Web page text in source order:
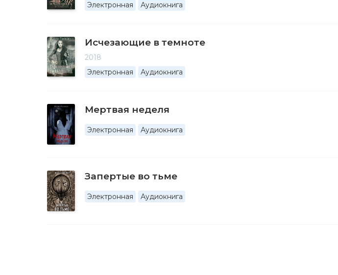
Электронная
Аудиокнига
Исчезающие в темноте
2018
Электронная
Аудиокнига
Мертвая неделя
Электронная Аудиокнига
Запертые во тьме
Электронная Аудиокнига